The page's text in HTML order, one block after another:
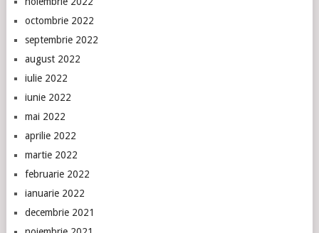
octombrie 2022
septembrie 2022
august 2022
iulie 2022
iunie 2022
mai 2022
aprilie 2022
martie 2022
februarie 2022
ianuarie 2022
decembrie 2021